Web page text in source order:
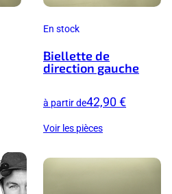
En stock
Biellette de
direction gauche
à partir de42,90 €
Voir les pièces